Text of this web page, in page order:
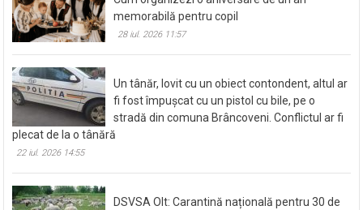
memorabilă pentru copil
28 iul. 2026 11:57
Un tânăr, lovit cu un obiect contondent, altul ar
fi fost împușcat cu un pistol cu bile, pe o
stradă din comuna Brâncoveni. Conflictul ar fi
plecat de la o tânără
22 iul. 2026 14:55
DSVSA Olt: Carantină națională pentru 30 de